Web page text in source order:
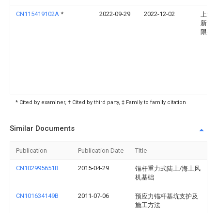
CN115419102A * 2022-09-29 2022-12-02
上海
新能
限公
* Cited by examiner, † Cited by third party, ‡ Family to family citation
Similar Documents
Publication Publication Date Title
CN102995651B 2015-04-29
锚杆重力式陆上/海上风
机基础
CN101634149B 2011-07-06
预应力锚杆基坑支护及
施工方法